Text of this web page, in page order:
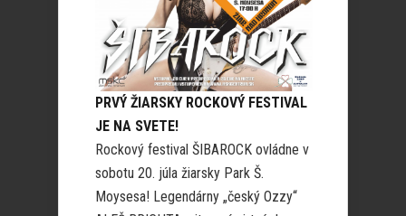
PRVÝ ŽIARSKY ROCKOVÝ FESTIVAL
JE NA SVETE!
Rockový festival ŠIBAROCK ovládne v
sobotu 20. júla žiarsky Park Š.
Moysesa! Legendárny „český Ozzy“